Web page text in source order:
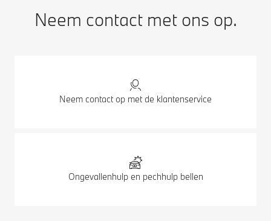
Neem contact met ons op.
Neem contact op met de klantenservice
Ongevallenhulp en pechhulp bellen